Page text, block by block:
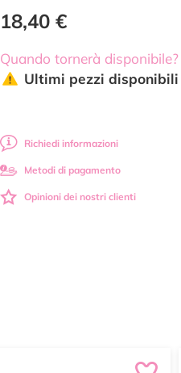
18,40 €
Quando tornerà disponibile?
Ultimi pezzi disponibili
Richiedi informazioni
Metodi di pagamento
Opinioni dei nostri clienti